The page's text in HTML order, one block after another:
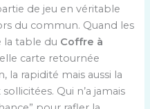
de jeu en véritable
du commun. Quand les
la table du Coffre à
carte retournée
la rapidité mais aussi la
Qui n’a jamais